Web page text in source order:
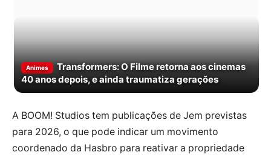
Animes
Transformers: O Filme retorna aos cinemas
40 anos depois, e ainda traumatiza gerações
A BOOM! Studios tem publicações de Jem previstas
para 2026, o que pode indicar um movimento
coordenado da Hasbro para reativar a propriedade